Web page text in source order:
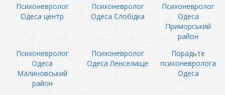
Психоневролог
Одеса центр
Психоневролог
Одеса Слобідка
Психоневролог
Одеса
Приморський
район
Психоневролог
Одеса
Малиновський
район
Психоневролог
Одеса Ленселище
Порадьте
психоневролога
Одеса